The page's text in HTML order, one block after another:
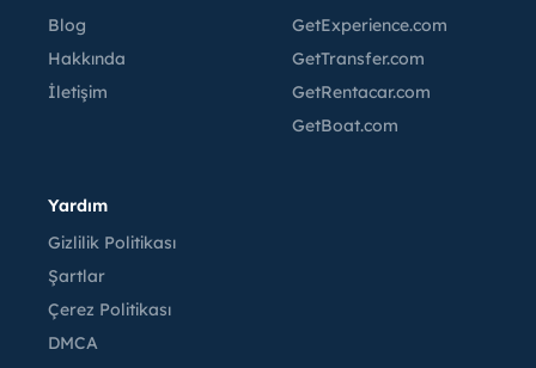
Blog
Hakkında
İletişim
GetExperience.com
GetTransfer.com
GetRentacar.com
GetBoat.com
Yardım
Gizlilik Politikası
Şartlar
Çerez Politikası
DMCA